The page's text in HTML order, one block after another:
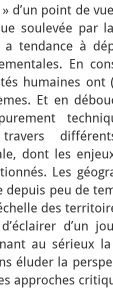
d’un point de
soulevée par
a tendance à
En
humaines ont
Et en
dont les
Les
peu de
des
d’un
au sérieux
éluder la
approches